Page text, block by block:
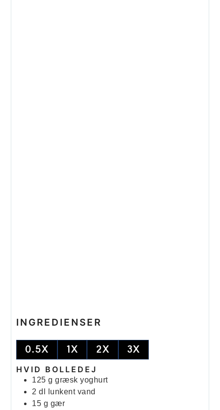
INGREDIENSER
0.5X 1X 2X 3X
HVID BOLLEDEJ
125 g græsk yoghurt
2 dl
lunkent vand
15 g gær